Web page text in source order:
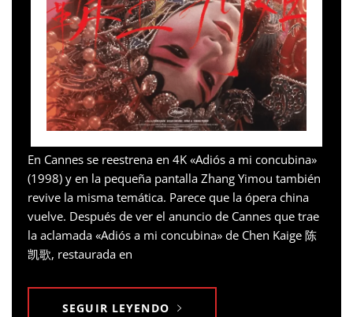
En Cannes se reestrena en 4K «Adiós a mi concubina»
(1998) y en la pequeña pantalla Zhang Yimou también
revive la misma temática. Parece que la ópera china
vuelve. Después de ver el anuncio de Cannes que trae
la aclamada «Adiós a mi concubina» de Chen Kaige 陈
凯歌, restaurada en
SEGUIR LEYENDO